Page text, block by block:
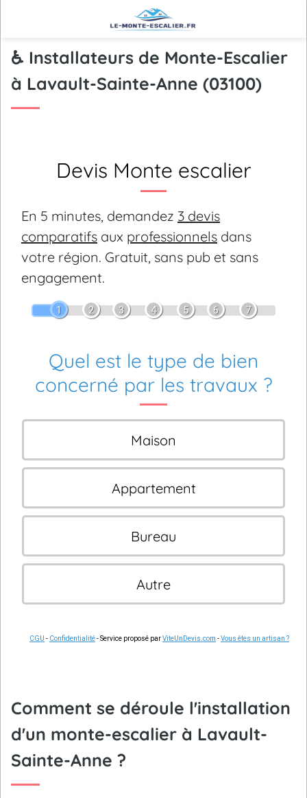
♿ Installateurs de Monte-Escalier
à Lavault-Sainte-Anne (03100)
Devis Monte escalier
En 5 minutes, demandez 3 devis
comparatifs aux professionnels dans
votre région. Gratuit, sans pub et sans
engagement.
1 2 3 4 5 6 7
Quel est le type de bien
concerné par les travaux ?
Maison
Appartement
Bureau
Autre
CGU - Confidentialité- Service proposé parViteUnDevis.com -Vous êtes un artisan ?
Comment se déroule l'installation
d'un monte-escalier à Lavault-
Sainte-Anne ?